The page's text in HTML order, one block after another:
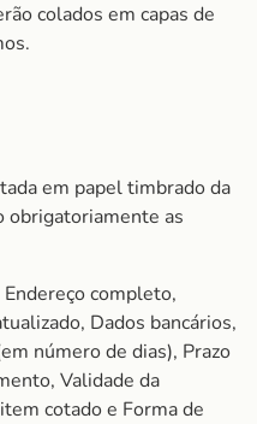
colados em capas de
em papel timbrado da
obrigatoriamente as
Endereço completo,
Dados bancários,
número de dias), Prazo
Validade da
cotado e Forma de